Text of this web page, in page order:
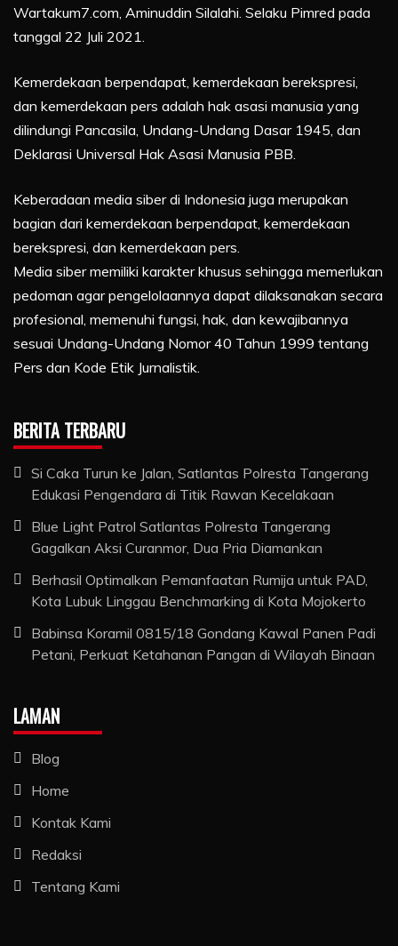
Wartakum7.com, Aminuddin Silalahi. Selaku Pimred pada
tanggal 22 Juli 2021.
Kemerdekaan berpendapat, kemerdekaan berekspresi,
dan kemerdekaan pers adalah hak asasi manusia yang
dilindungi Pancasila, Undang-Undang Dasar 1945, dan
Deklarasi Universal Hak Asasi Manusia PBB.
Keberadaan media siber di Indonesia juga merupakan
bagian dari kemerdekaan berpendapat, kemerdekaan
berekspresi, dan kemerdekaan pers.
Media siber memiliki karakter khusus sehingga memerlukan
pedoman agar pengelolaannya dapat dilaksanakan secara
profesional, memenuhi fungsi, hak, dan kewajibannya
sesuai Undang-Undang Nomor 40 Tahun 1999 tentang
Pers dan Kode Etik Jurnalistik.
BERITA TERBARU
Si Caka Turun ke Jalan, Satlantas Polresta Tangerang
Edukasi Pengendara di Titik Rawan Kecelakaan
Blue Light Patrol Satlantas Polresta Tangerang
Gagalkan Aksi Curanmor, Dua Pria Diamankan
Berhasil Optimalkan Pemanfaatan Rumija untuk PAD,
Kota Lubuk Linggau Benchmarking di Kota Mojokerto
Babinsa Koramil 0815/18 Gondang Kawal Panen Padi
Petani, Perkuat Ketahanan Pangan di Wilayah Binaan
LAMAN
Blog
Home
Kontak Kami
Redaksi
Tentang Kami